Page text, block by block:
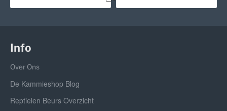
Info
Over Ons
De Kammieshop Blog
Reptielen Beurs Overzicht